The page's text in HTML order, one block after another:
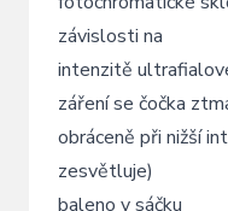
závislosti na
intenzitě
záření se čočka
obráceně při nižší
zesvětluje)
baleno v sáčku